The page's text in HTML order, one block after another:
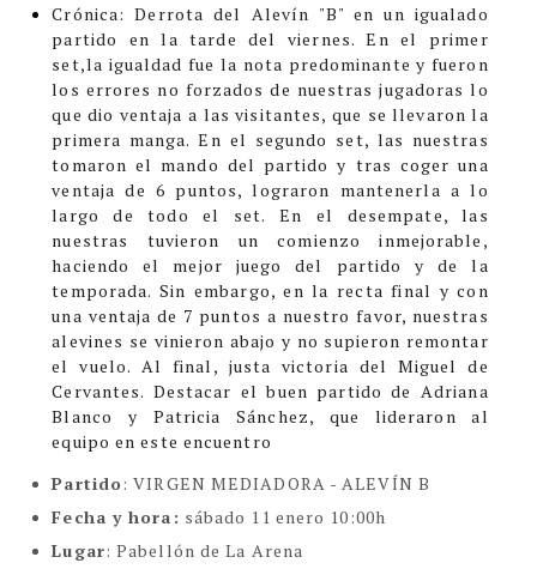
Crónica: Derrota del Alevín "B" en un igualado
partido en la tarde del viernes. En el primer
set,la igualdad fue la nota predominante y fueron
los errores no forzados de nuestras jugadoras lo
que dio ventaja a las visitantes, que se llevaron la
primera manga. En el segundo set, las nuestras
tomaron el mando del partido y tras coger una
ventaja de 6 puntos, lograron mantenerla a lo
largo de todo el set. En el desempate, las
nuestras tuvieron un comienzo inmejorable,
haciendo el mejor juego del partido y de la
temporada. Sin embargo, en la recta final y con
una ventaja de 7 puntos a nuestro favor, nuestras
alevines se vinieron abajo y no supieron remontar
el vuelo. Al final, justa victoria del Miguel de
Cervantes. Destacar el buen partido de Adriana
Blanco y Patricia Sánchez, que lideraron al
equipo en este encuentro
Partido: VIRGEN MEDIADORA -ALEVÍN B
Fecha y hora: sábado 11 enero 10:00h
Lugar:Pabellón de La Arena